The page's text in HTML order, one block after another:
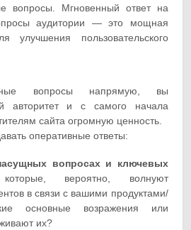
вопросы. Мгновенный ответ на
аудитории — это мощная
улучшения пользовательского
вопросы напрямую, вы
авторитет и с самого начала
сайта огромную ценность.
оперативные ответы:
вопросах и ключевых
которые, вероятно, волнуют
в связи с вашими продуктами/
основные возражения или
их?